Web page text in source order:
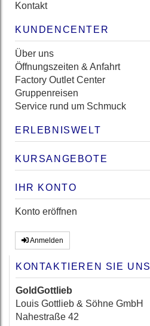
Kontakt
KUNDENCENTER
Über uns
Öffnungszeiten & Anfahrt
Factory Outlet Center
Gruppenreisen
Service rund um Schmuck
ERLEBNISWELT
KURSANGEBOTE
IHR KONTO
Konto eröffnen
Anmelden
KONTAKTIEREN SIE UNS
GoldGottlieb
Louis Gottlieb & Söhne GmbH
Nahestraße 42